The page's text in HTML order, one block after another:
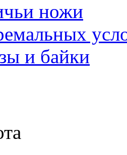
ножи
и байки